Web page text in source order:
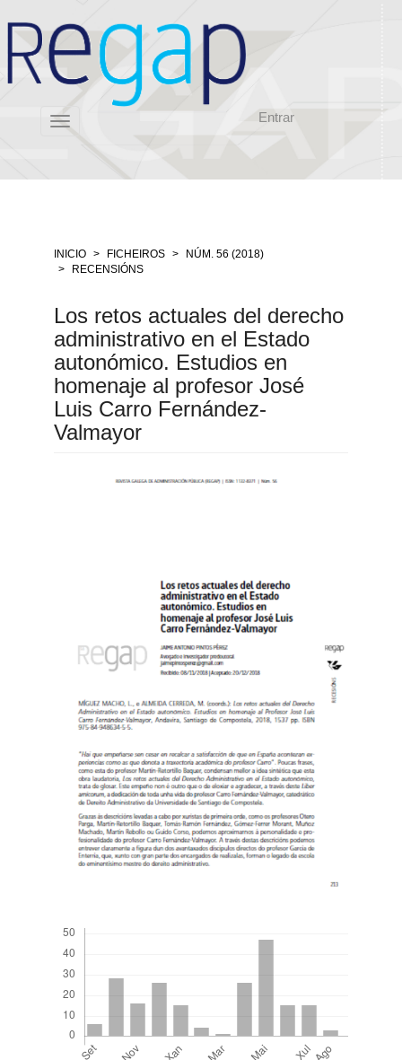
rápido
contido
da
Navegación
principal
Entrar
Toggle
navigation
INICIO FICHEIROS
NÚM. 56 (2018)
RECENSIÓNS
Los retos actuales del derecho
administrativo en el Estado
autonómico. Estudios en
homenaje al profesor José
Luis Carro Fernández-
Valmayor
Barra